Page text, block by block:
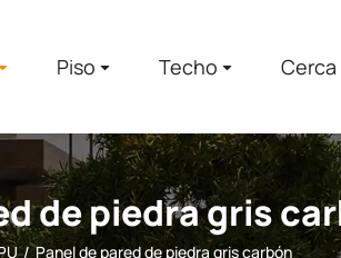
Piso Techo Cerca
de piedra gris
Panel de pared de piedra gris carbón